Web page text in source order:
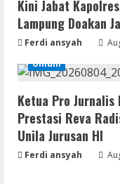
Kini Jabat
Lampung Doakan
Ferdi ansyah
Umum
Ketua Pro Jurnalis
Prestasi Reva
Unila Jurusan HI
Ferdi ansyah
4
5